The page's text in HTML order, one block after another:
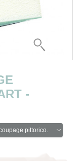
-
pittorico.